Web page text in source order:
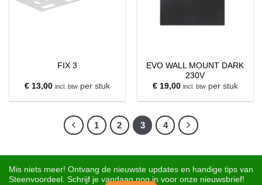
FIX 3
€13,00 incl. btwper stuk
EVO WALL MOUNT DARK
230V
€19,00 incl. btwper stuk
1 2 3 4
Mis niets meer! Ontvang de nieuwste updates en handige tips van
Steenvoordeel. Schrijf je vandaag nog in voor onze nieuwsbrief!